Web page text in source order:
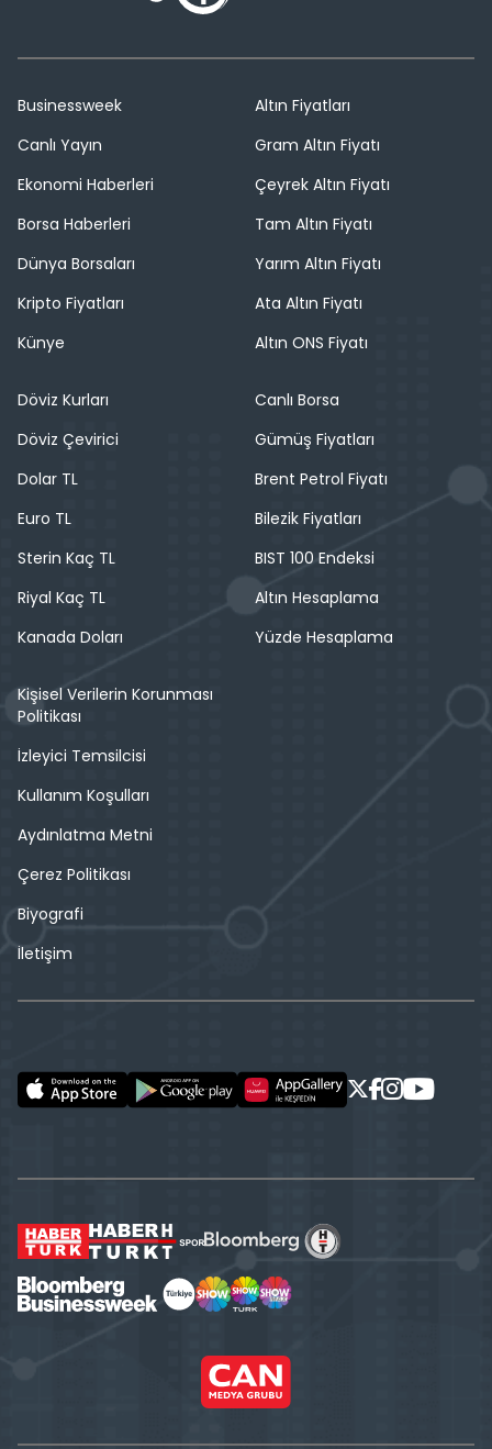
Businessweek
Canlı Yayın
Ekonomi Haberleri
Borsa Haberleri
Dünya Borsaları
Kripto Fiyatları
Künye
Altın Fiyatları
Gram Altın Fiyatı
Çeyrek Altın Fiyatı
Tam Altın Fiyatı
Yarım Altın Fiyatı
Ata Altın Fiyatı
Altın ONS Fiyatı
Döviz Kurları
Döviz Çevirici
Dolar TL
Euro TL
Sterin Kaç TL
Riyal Kaç TL
Kanada Doları
Canlı Borsa
Gümüş Fiyatları
Brent Petrol Fiyatı
Bilezik Fiyatları
BIST 100 Endeksi
Altın Hesaplama
Yüzde Hesaplama
Kişisel Verilerin Korunması
Politikası
İzleyici Temsilcisi
Kullanım Koşulları
Aydınlatma Metni
Çerez Politikası
Biyografi
İletişim